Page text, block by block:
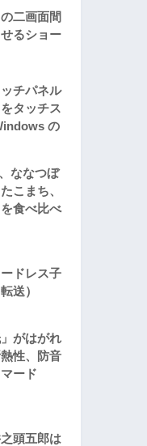
二画面間
るショー
チパネル
タッチス
の
ななつぼ
こまち、
食べ比べ
ドレス子
送）
がはがれ
性、防音
ード
頭五郎は